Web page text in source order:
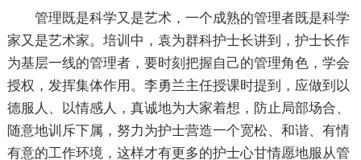
管理既是科学又是艺术，一个成熟的管理者既是科学
家又是艺术家。培训中，袁为群科护士长讲到，护士长作
为基层一线的管理者，要时刻把握自己的管理角色，学会
授权，发挥集体作用。李勇兰主任授课时提到，应做到以
德服人、以情感人，真诚地为大家着想，防止局部场合、
随意地训斥下属，努力为护士营造一个宽松、和谐、有情
有意的工作环境，这样才有更多的护士心甘情愿地服从管